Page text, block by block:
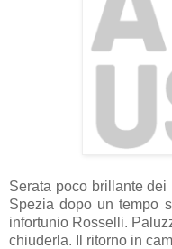
Serata poco brillante
Spezia dopo un tempo
infortunio Rosselli.
chiuderla. Il ritorno in